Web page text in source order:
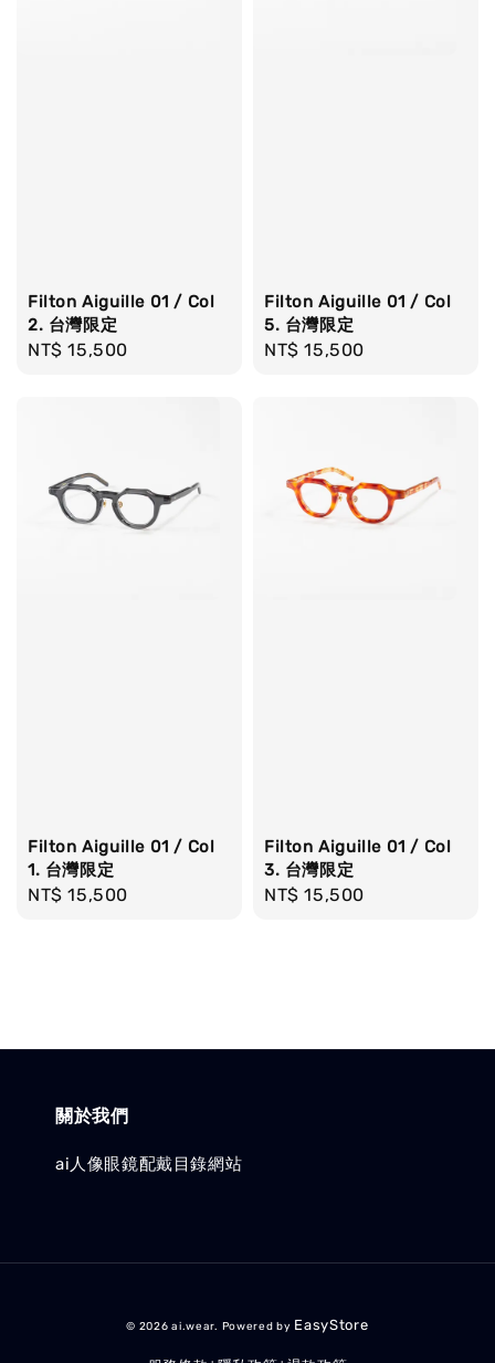
Filton Aiguille 01 / Col
2. 台灣限定
Regular
NT$ 15,500
Filton Aiguille 01 / Col
5. 台灣限定
Regular
NT$ 15,500
Filton Aiguille 01 / Col
1. 台灣限定
Regular
NT$ 15,500
Filton Aiguille 01 / Col
3. 台灣限定
Regular
NT$ 15,500
關於我們
ai人像眼鏡配戴目錄網站
© 2026 ai.wear. Powered by EasyStore